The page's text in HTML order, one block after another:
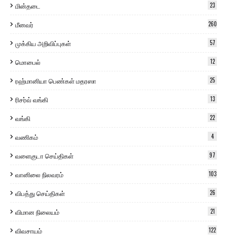
மின்தடை 23
மீனவர் 260
முக்கிய அறிவிப்புகள் 57
மொபைல் 12
ரஹ்மானியா பெண்கள் மதரஸா 25
ரிசர்வ் வங்கி 13
வங்கி 22
வணிகம் 4
வளைகுடா செய்திகள் 97
வானிலை நிலவரம் 103
விபத்து செய்திகள் 26
விமான நிலையம் 21
விவசாயம் 122